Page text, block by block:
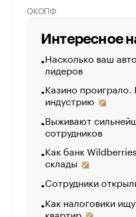
ОКОПФ
Интересное
Насколько ваш
лидеров
Казино
индустрию
Выживают
сотрудников
Как банк
склады
Сотрудники
Как налоговики
квартир